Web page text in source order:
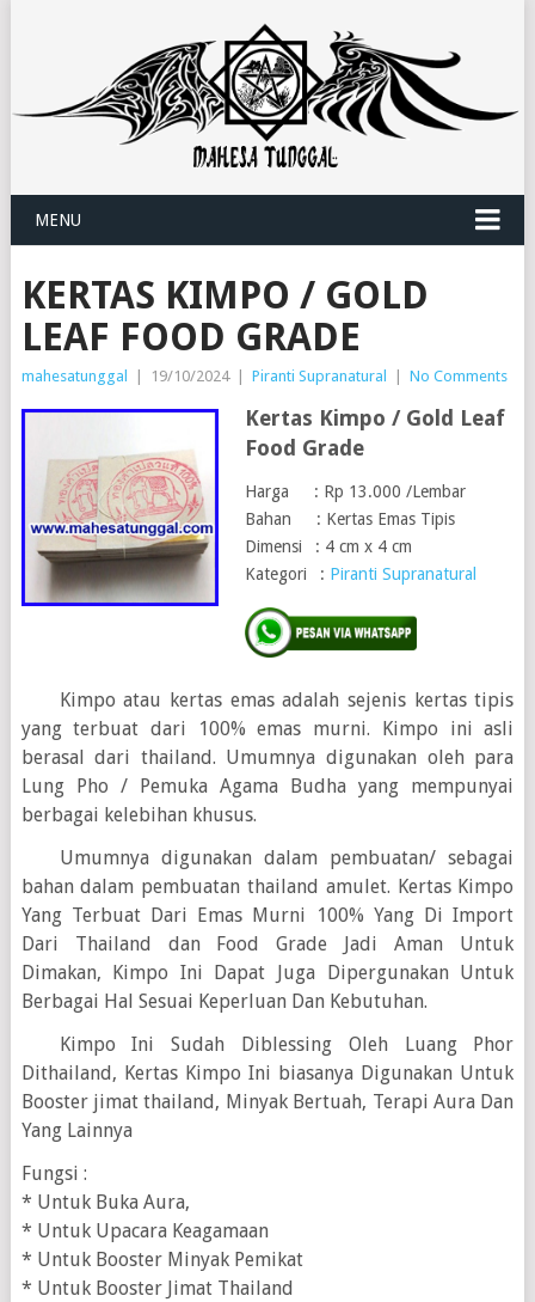
MENU
KERTAS KIMPO / GOLD
LEAF FOOD GRADE
mahesatunggal | 19/10/2024 | Piranti Supranatural | No Comments
Kertas Kimpo / Gold Leaf
Food Grade
Harga : Rp 13.000 /Lembar
Bahan : Kertas Emas Tipis
Dimensi : 4 cm x 4 cm
Kategori : Piranti Supranatural
Kimpo atau kertas emas adalah sejenis kertas tipis
yang terbuat dari 100% emas murni. Kimpo ini asli
berasal dari thailand. Umumnya digunakan oleh para
Lung Pho / Pemuka Agama Budha yang mempunyai
berbagai kelebihan khusus.
Umumnya digunakan dalam pembuatan/ sebagai
bahan dalam pembuatan thailand amulet. Kertas Kimpo
Yang Terbuat Dari Emas Murni 100% Yang Di Import
Dari Thailand dan Food Grade Jadi Aman Untuk
Dimakan, Kimpo Ini Dapat Juga Dipergunakan Untuk
Berbagai Hal Sesuai Keperluan Dan Kebutuhan.
Kimpo Ini Sudah Diblessing Oleh Luang Phor
Dithailand, Kertas Kimpo Ini biasanya Digunakan Untuk
Booster jimat thailand, Minyak Bertuah, Terapi Aura Dan
Yang Lainnya
Fungsi :
* Untuk Buka Aura,
* Untuk Upacara Keagamaan
* Untuk Booster Minyak Pemikat
* Untuk Booster Jimat Thailand